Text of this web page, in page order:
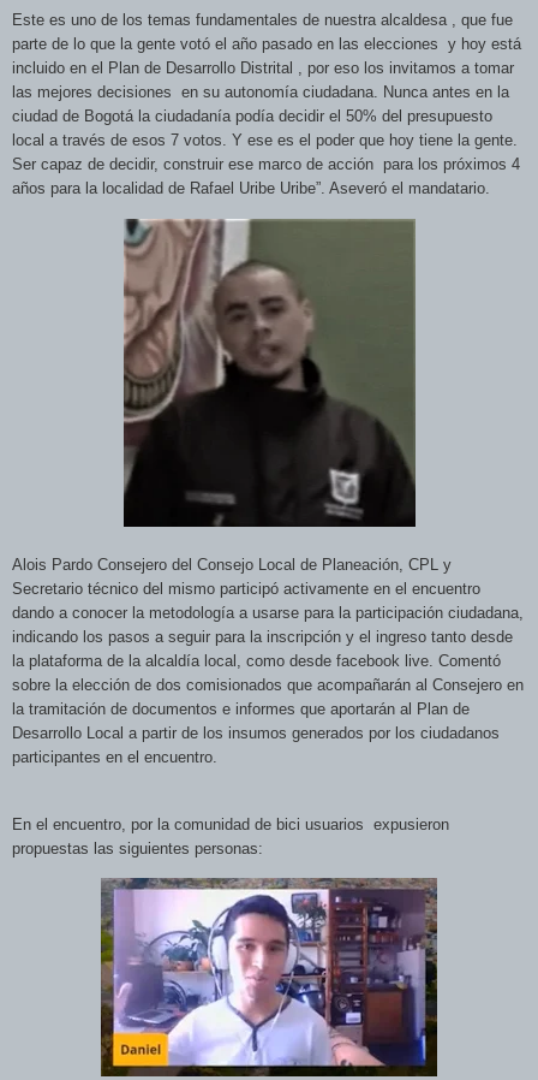
Este es uno de los temas fundamentales de nuestra alcaldesa , que fue
parte de lo que la gente votó el año pasado en las elecciones y hoy está
incluido en el Plan de Desarrollo Distrital , por eso los invitamos a tomar
las mejores decisiones en su autonomía ciudadana. Nunca antes en la
ciudad de Bogotá la ciudadanía podía decidir el 50% del presupuesto
local a través de esos 7 votos. Y ese es el poder que hoy tiene la gente.
Ser capaz de decidir, construir ese marco de acción para los próximos 4
años para la localidad de Rafael Uribe Uribe”. Aseveró el mandatario.
Alois Pardo Consejero del Consejo Local de Planeación, CPL y
Secretario técnico del mismo participó activamente en el encuentro
dando a conocer la metodología a usarse para la participación ciudadana,
indicando los pasos a seguir para la inscripción y el ingreso tanto desde
la plataforma de la alcaldía local, como desde facebook live. Comentó
sobre la elección de dos comisionados que acompañarán al Consejero en
la tramitación de documentos e informes que aportarán al Plan de
Desarrollo Local a partir de los insumos generados por los ciudadanos
participantes en el encuentro.
En el encuentro, por la comunidad de bici usuarios expusieron
propuestas las siguientes personas: